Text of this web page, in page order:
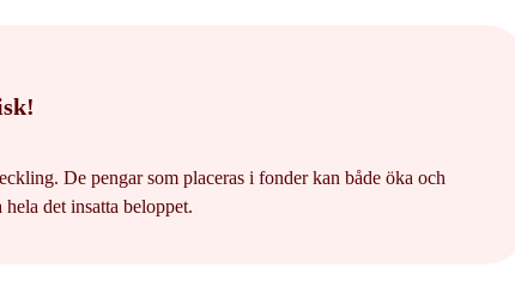
De pengar som placeras i fonder kan både öka och
det insatta beloppet.